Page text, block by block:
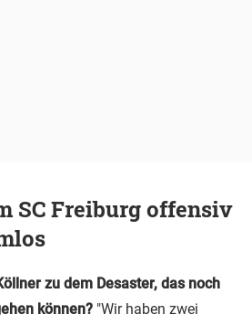
SC Freiburg offensiv
zu dem Desaster, das noch
können? "Wir haben zwei